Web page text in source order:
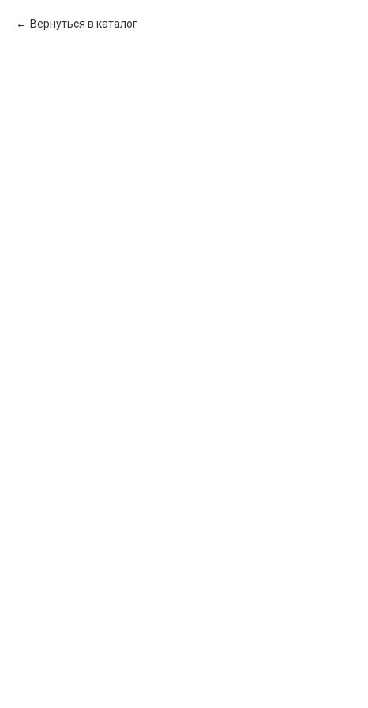
Вернуться в каталог